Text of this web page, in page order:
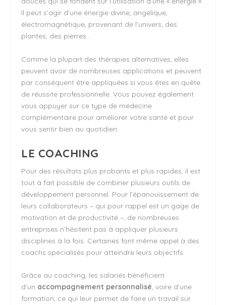
Il peut s’agir d’une énergie divine, angélique,
électromagnétique, provenant de l’univers, des
plantes, des pierres…
Comme la plupart des thérapies alternatives, elles
peuvent avoir de nombreuses applications et peuvent
par conséquent être appliquées si vous êtes en quête
de réussite professionnelle. Vous pouvez également
vous appuyer sur ce type de médecine
complémentaire pour améliorer votre santé et pour
vous sentir bien au quotidien.
LE COACHING
Pour des résultats plus probants et plus rapides, il est
tout à fait possible de combiner plusieurs outils de
développement personnel. Pour l’épanouissement de
leurs collaborateurs – qui pour rappel est un gage de
motivation et de productivité –, de nombreuses
entreprises n’hésitent pas à appliquer plusieurs
disciplines à la fois. Certaines font même appel à des
coachs spécialisés pour atteindre leurs objectifs.
Grâce au coaching, les salariés bénéficient
d’un accompagnement personnalisé, voire d’une
formation, ce qui leur permet de faire un travail sur